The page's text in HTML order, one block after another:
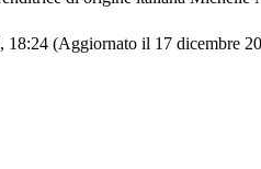
18:24 (Aggiornato il 17 dicembre